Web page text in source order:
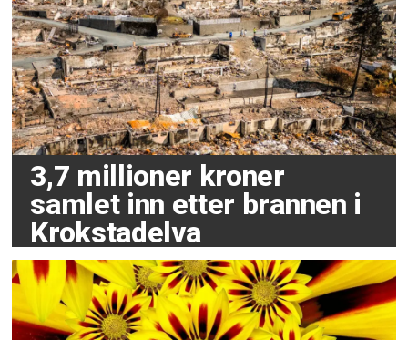
3,7 millioner kroner
samlet inn etter brannen i
Krokstadelva